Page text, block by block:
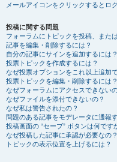
メールアイコンをクリックするとロ
投稿に関する問題
フォーラムにトピックを投稿、また
記事を編集・削除するには？
自分の記事にサインを追加するには？
投票トピックを作成するには？
なぜ投票オプションをこれ以上追加
投票トピックを編集・削除するには？
なぜフォーラムにアクセスできない
なぜファイルを添付できないの？
なぜ私は警告されたの？
問題のある記事をモデレータに通報
投稿画面の “セーブ” ボタンは何です
なぜ投稿した記事に承認が必要なの？
トピックの表示位置を上げるには？